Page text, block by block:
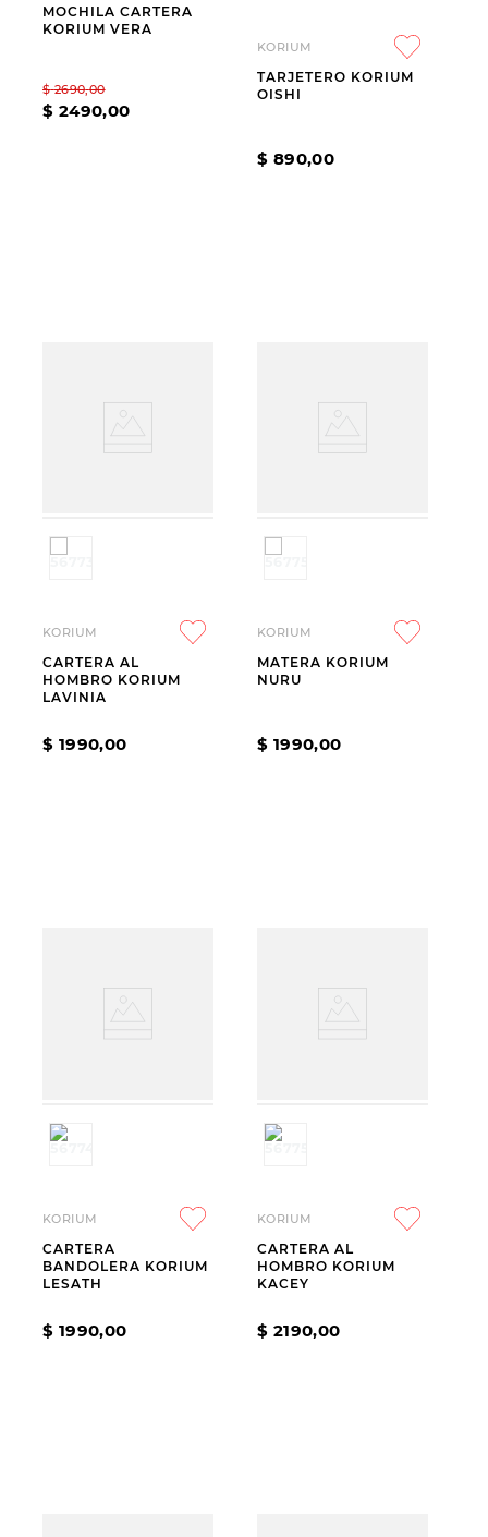
MOCHILA CARTERA
KORIUM VERA
$ 2690,00
$ 2490,00
KORIUM
TARJETERO KORIUM
OISHI
$ 890,00
KORIUM
CARTERA AL
HOMBRO KORIUM
LAVINIA
$ 1990,00
KORIUM
MATERA KORIUM
NURU
$ 1990,00
KORIUM
CARTERA
BANDOLERA KORIUM
LESATH
$ 1990,00
KORIUM
CARTERA AL
HOMBRO KORIUM
KACEY
$ 2190,00